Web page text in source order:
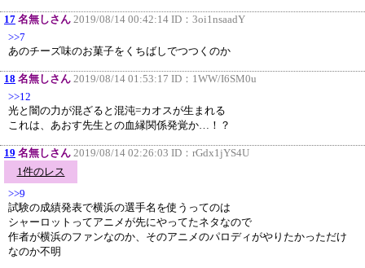
17 名無しさん 2019/08/14 00:42:14 ID： 3oi1nsaadY
>>7
あのチーズ味のお菓子をくちばしでつつくのか
18 名無しさん 2019/08/14 01:53:17 ID： 1WW/I6SM0u
>>12
光と闇の力が混ざると混沌=カオスが生まれる
これは、あおす先生との血縁関係発覚か…！？
19 名無しさん 2019/08/14 02:26:03 ID： rGdx1jYS4U
1件のレス
>>9
試験の成績発表で横浜の選手名を使うってのは
シャーロットってアニメが先にやってたネタなので
作者が横浜のファンなのか、そのアニメのパロディがやりたかっただけ
なのか不明